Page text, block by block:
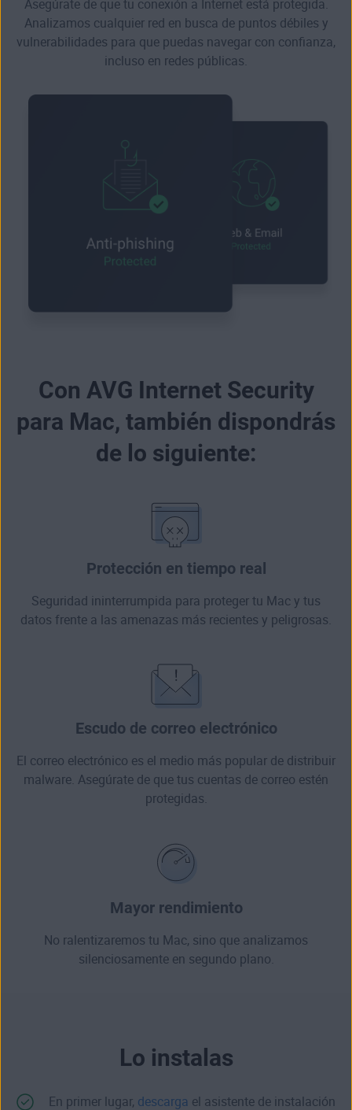
Asegúrate de que tu conexión a Internet está protegida.
Analizamos cualquier red en busca de puntos débiles y
vulnerabilidades para que puedas navegar con confianza,
incluso en redes públicas.
Con AVG Internet Security
para Mac, también dispondrás
de lo siguiente:
Protección en tiempo real
Seguridad ininterrumpida para proteger tu Mac y tus
datos frente a las amenazas más recientes y peligrosas.
Escudo de correo electrónico
El correo electrónico es el medio más popular de distribuir
malware. Asegúrate de que tus cuentas de correo estén
protegidas.
Mayor rendimiento
No ralentizaremos tu Mac, sino que analizamos
silenciosamente en segundo plano.
Lo instalas
En primer lugar, descarga el asistente de instalación